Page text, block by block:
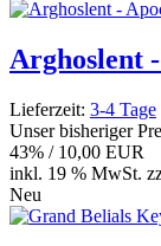
Arghoslent
Lieferzeit: 3-4 Tage
Unser bisheriger
43% / 10,00 EUR
inkl. 19 % MwSt.
Neu